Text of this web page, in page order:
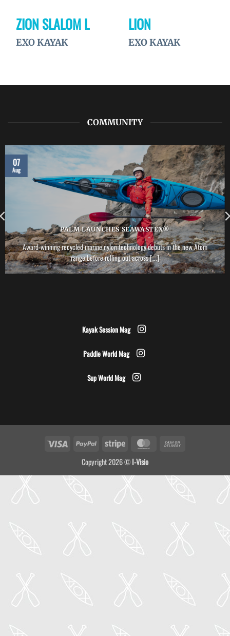
ZION SLALOM L
EXO KAYAK
LION
EXO KAYAK
COMMUNITY
PALM LAUNCHES SEAWASTEX®
Award-winning recycled marine nylon technology debuts in the new Atom
range before rolling out across [...]
07
Aug
Kayak Session Mag
Paddle World Mag
Sup World Mag
Visa PayPal Stripe MasterCard
Copyright 2026 ©I-Visio